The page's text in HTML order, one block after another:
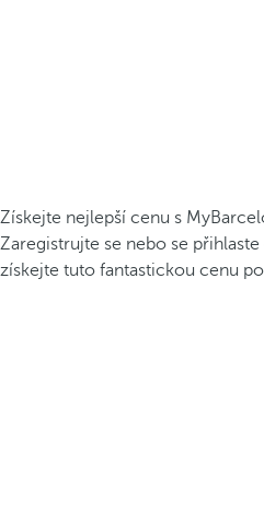
Získejte nejlepší cenu s
Zaregistrujte se nebo se
získejte tuto fantastickou cenu